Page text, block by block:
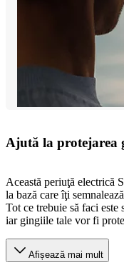
Ajută la protejarea
Această periuţă electrică
la bază care îţi
Tot ce trebuie să faci este
iar gingiile tale vor fi
Afișează mai mult